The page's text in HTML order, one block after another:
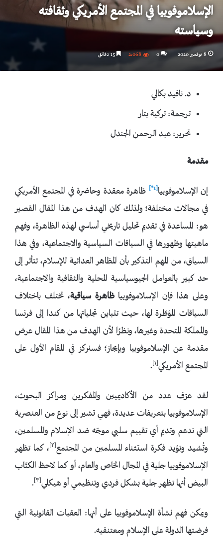
الإسلاموفوبيا في المجتمع الأمريكي وثقافته
وسياسته
8 نوفمبر 2020 0 2٬068
د. نافيد بكالي
ترجمة: تركية بتار
تحرير: عبد الرحمن الجندل
مقدمة
إن الإسلاموفوبيا[1*]
ظاهرة معقدة وحاضرة في المجتمع الأمريكي
في مجالات مختلفة؛ ولذلك كان الهدف من هذا المقال القصير
هو: المساعدة في تقديم تحليل تاريخي أساسي لهذه الظاهرة، وفهم
ماهيتها وظهورها في السياقات السياسية والاجتماعية، وفي هذا
السياق، من المهم التذكير بأن المظاهر العدائية للإسلام، تتأثر إلى
حد كبير بالعوامل الجيوسياسية المحلية والثقافية والاجتماعية،
وعلى هذا فإن الإسلاموفوبياظاهرة سياقية، تختلف باختلاف
السياقات المؤطّرة لها، حيث تتباين تجلياتها من كندا إلى فرنسا
والمملكة المتحدة وغيرها، ونظرًا لأن الهدف من هذا المقال عرض
مقدمة عن الإسلاموفوبيا وبإيجاز؛ فسنركز في المقام الأول على
المجتمع الأمريكي[١] .
لقد عرّف عدد من الأكاديميين والمفكرين ومراكز البحوث،
الإسلاموفوبيا بتعريفات عديدة، فهي تشير إلى نوع من العنصرية
التي تدعم وتديم أي تقييم سلبي موجّه ضد الإسلام والمسلمين،
وتُشيد وتؤيد فكرة استثناء المسلمين من المجتمع[٢] ، كما تظهر
الإسلاموفوبيا جلية في المجال الخاص والعام، أو كما لاحظ الكتّاب
البيض أنها تظهر جلية بشكل فردي وتنظيمي أو هيكلي[٣] .
ويمكن فهم نشأة الإسلاموفوبيا على أنها: العقبات القانونية التي
فرضتها الدولة على الإسلام ومعتنقيه.